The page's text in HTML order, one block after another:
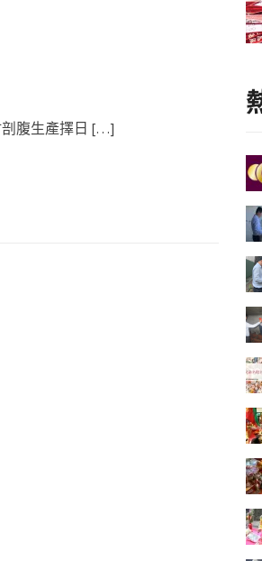
剖腹生產擇日 […]